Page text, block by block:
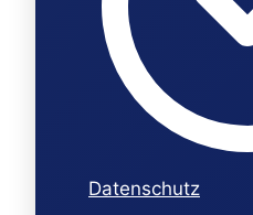
Datenschutz